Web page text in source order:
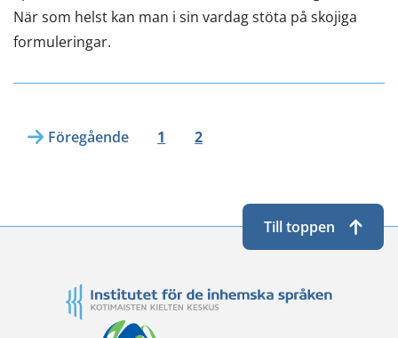
När som helst kan man i sin vardag stöta på skojiga
formuleringar.
Föregående 1 2
Till toppen